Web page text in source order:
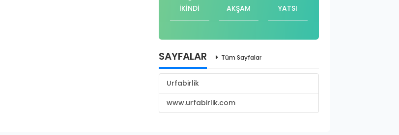
İKİNDİ AKŞAM YATSI
SAYFALAR Tüm Sayfalar
Urfabirlik
www.urfabirlik.com